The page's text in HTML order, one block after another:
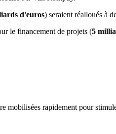
d'euros) seraient réalloués à
le financement de projets (5
mobilisées rapidement pour